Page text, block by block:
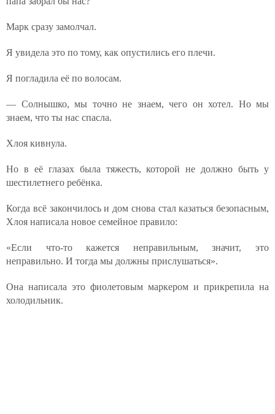
Марк сразу замолчал.
Я увидела это по тому, как опустились его плечи.
Я погладила её по волосам.
— Солнышко, мы точно не знаем, чего он хотел. Но мы
знаем, что ты нас спасла.
Хлоя кивнула.
Но в её глазах была тяжесть, которой не должно быть у
шестилетнего ребёнка.
Когда всё закончилось и дом снова стал казаться безопасным,
Хлоя написала новое семейное правило:
«Если что-то кажется неправильным, значит, это
неправильно. И тогда мы должны прислушаться».
Она написала это фиолетовым маркером и прикрепила на
холодильник.